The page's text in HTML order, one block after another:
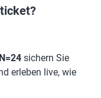
sichern Sie
erleben live, wie